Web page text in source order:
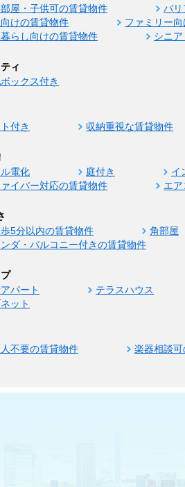
屋・子供可の賃貸物件 バリ
けの賃貸物件
ファミリー
らし向けの賃貸物件
シニ
ィ
ックス付き
付き 収納重視な賃貸物件
電化 庭付き イ
イバー対応の賃貸物件
エア
5分以内の賃貸物件 角部屋
ダ・バルコニー付きの賃貸物件
パート テラスハウス
ット
不要の賃貸物件 楽器相談